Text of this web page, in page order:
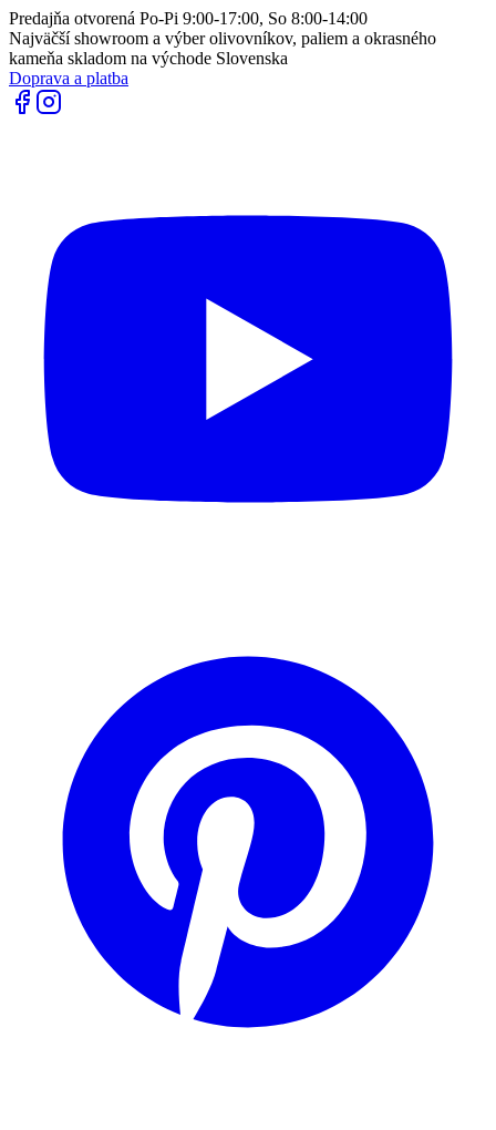
Predajňa otvorená Po-Pi 9:00-17:00, So 8:00-14:00
Najväčší showroom a výber olivovníkov, paliem a okrasného
kameňa skladom na východe Slovenska
Doprava a platba